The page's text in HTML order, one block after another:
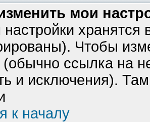
мои
Чтобы
(обычно ссылка на
и исключения).
к началу